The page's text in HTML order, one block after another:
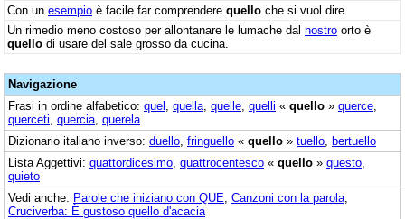
Con un esempio è facile far comprendere quello che si vuol dire.
Un rimedio meno costoso per allontanare le lumache dal nostro orto è
quello di usare del sale grosso da cucina.
Navigazione
Frasi in ordine alfabetico: quel quella quelle quelli « quello » querce
querceti quercia querela
Dizionario italiano inverso: duello fringuello « quello » tuello bertuello
Lista Aggettivi: quattordicesimo quattrocentesco « quello » questo
quieto
Vedi anche: Parole che iniziano con QUE Canzoni con la parola
Cruciverba: È gustoso quello d'acacia